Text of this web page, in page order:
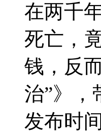
在两千
死亡，
钱，反
治”》，
发布时